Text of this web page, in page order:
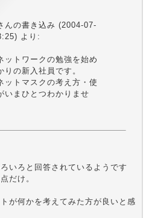
んの書き込み (2004-07-
より:
ットワークの勉強を始め
りの新入社員です。
ットマスクの考え方・使
いまひとつわかりませ
いろと回答されているようです
だけ。
が何かを考えてみた方が良いと感